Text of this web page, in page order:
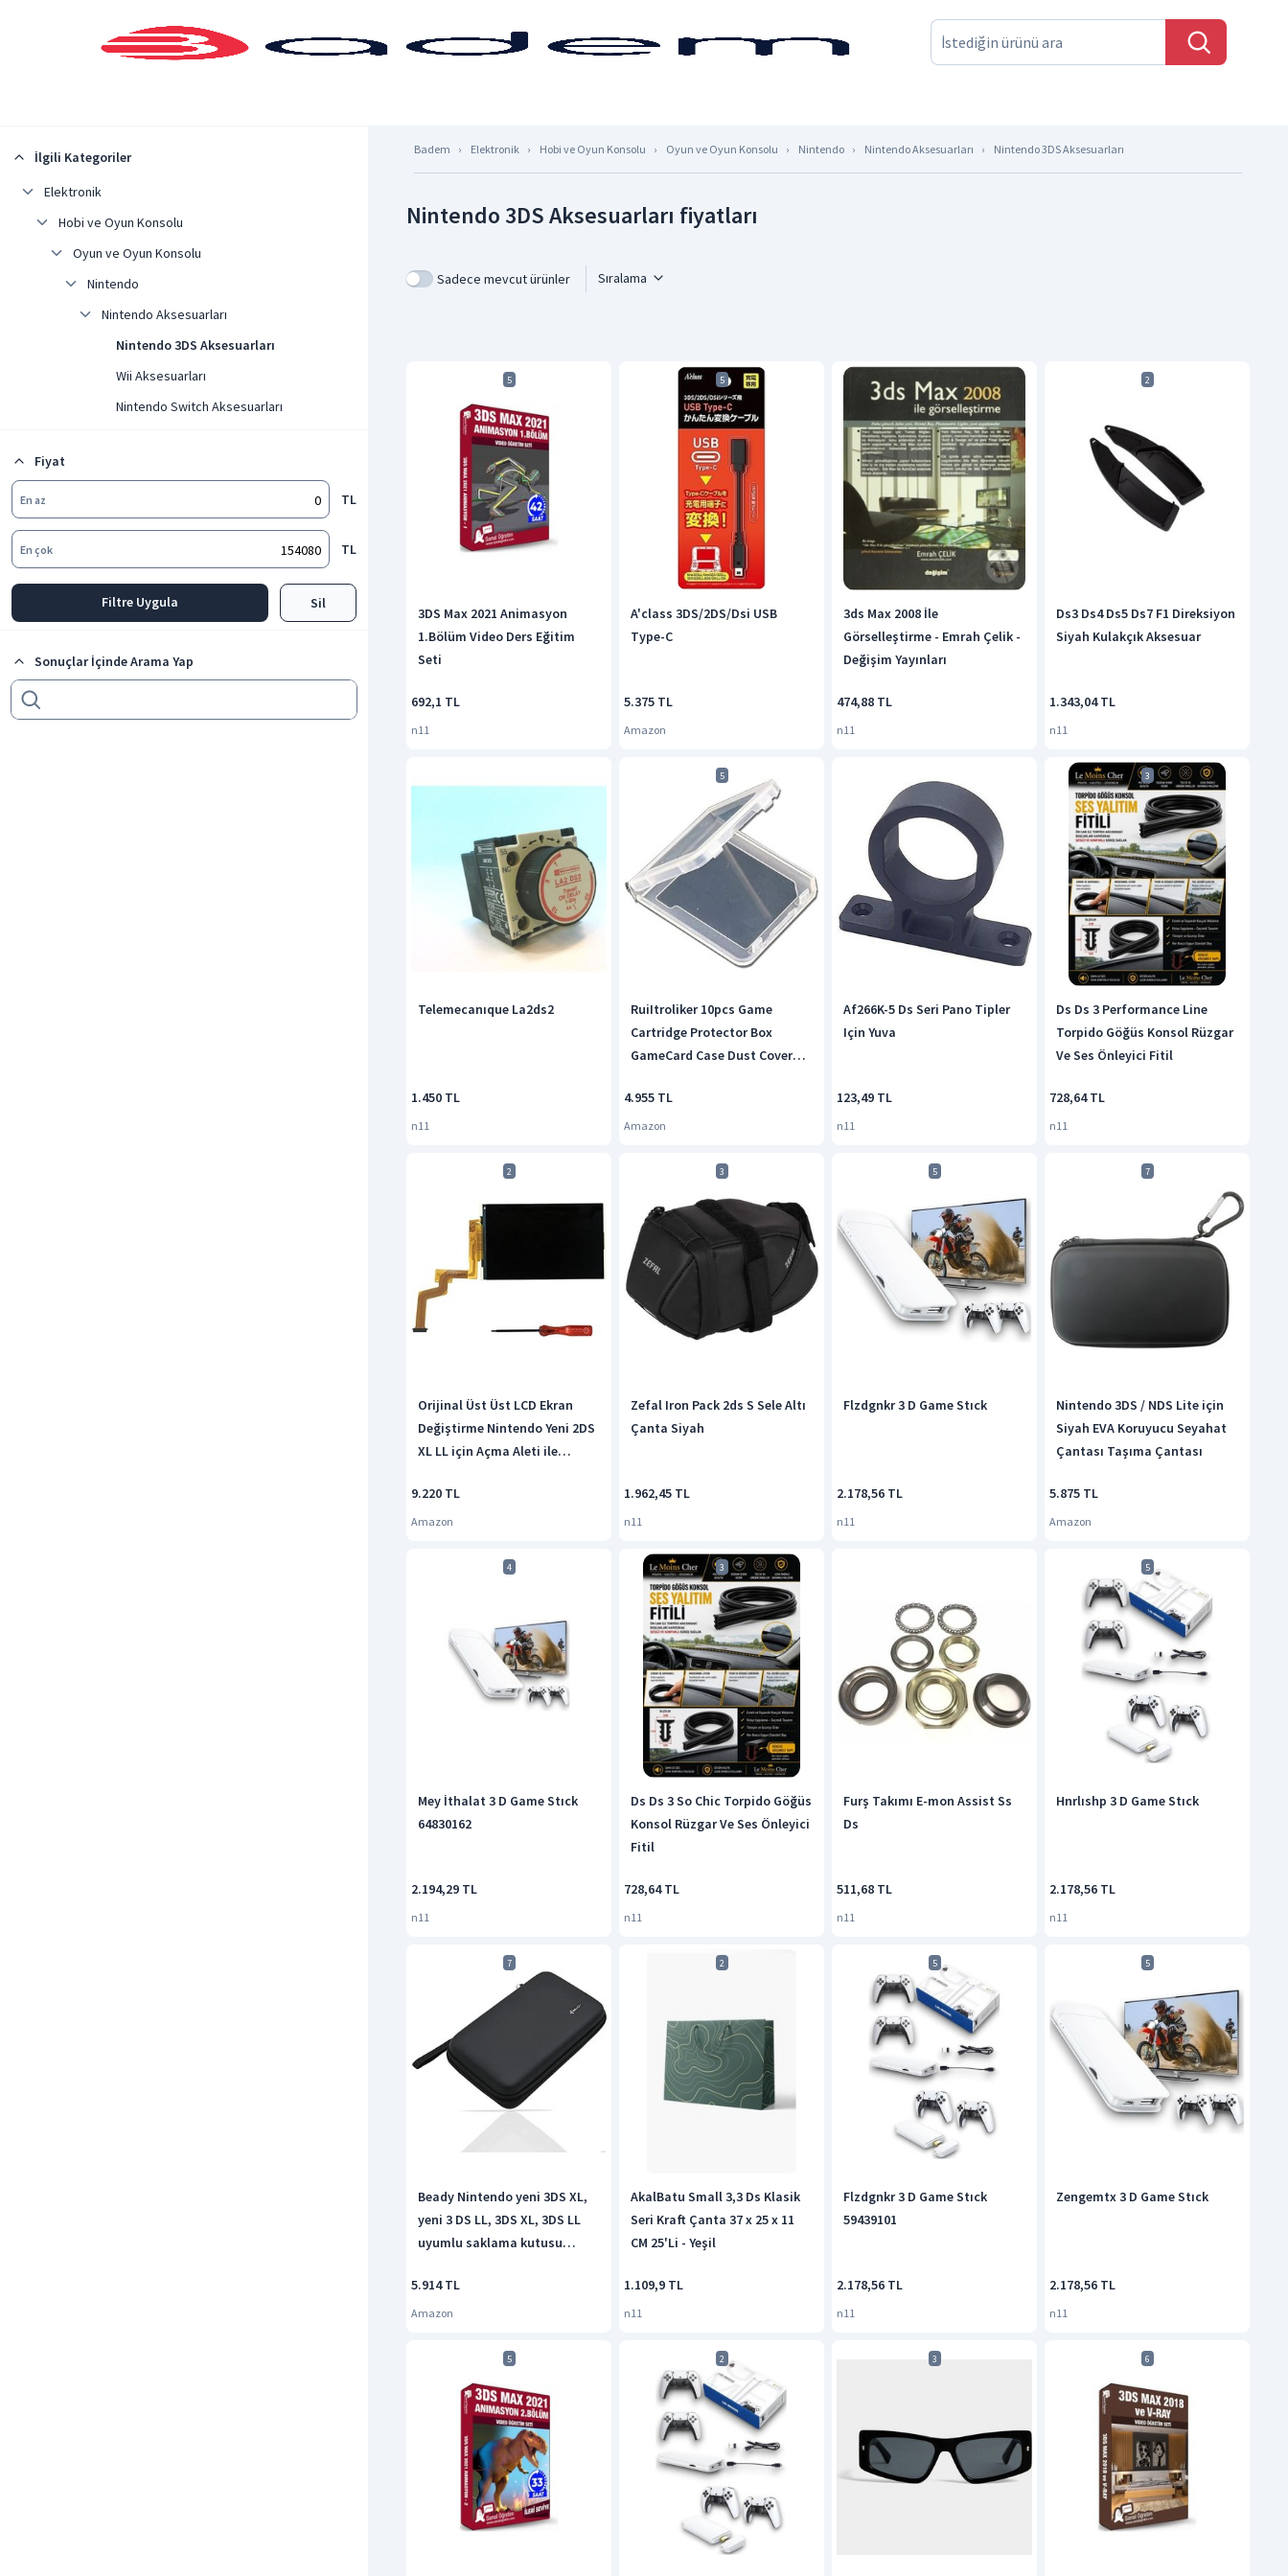
İlgili Kategoriler
Elektronik
Hobi ve Oyun Konsolu
Oyun ve Oyun Konsolu
Nintendo
Nintendo Aksesuarları
Nintendo 3DS Aksesuarları
Wii Aksesuarları
Nintendo Switch Aksesuarları
Fiyat
En az TL
En çok TL
Filtre Uygula Sil
Sonuçlar İçinde Arama Yap
Badem Elektronik Hobi ve Oyun Konsolu Oyun ve Oyun Konsolu Nintendo Nintendo Aksesuarları Nintendo 3DS Aksesuarları
Nintendo 3DS Aksesuarları fiyatları
Sadece mevcut ürünler Sıralama
5
3DS Max 2021 Animasyon
1.Bölüm Video Ders Eğitim
Seti
692,1 TL
n11
5
A'class 3DS/2DS/Dsi USB
Type-C
5.375 TL
Amazon
3ds Max 2008 İle
Görselleştirme - Emrah Çelik -
Değişim Yayınları
474,88 TL
n11
2
Ds3 Ds4 Ds5 Ds7 F1 Direksiyon
Siyah Kulakçık Aksesuar
1.343,04 TL
n11
Telemecanıque La2ds2
1.450 TL
n11
5
RuiItroliker 10pcs Game
Cartridge Protector Box
GameCard Case Dust Cover
Single Gamecard
4.955 TL
Amazon
Af266K-5 Ds Seri Pano Tipler
Için Yuva
123,49 TL
n11
3
Ds Ds 3 Performance Line
Torpido Göğüs Konsol Rüzgar
Ve Ses Önleyici Fitil
728,64 TL
n11
2
Orijinal Üst Üst LCD Ekran
Değiştirme Nintendo Yeni 2DS
XL LL için Açma Aleti ile
9.220 TL
Amazon
3
Zefal Iron Pack 2ds S Sele Altı
Çanta Siyah
1.962,45 TL
n11
5
Flzdgnkr 3 D Game Stıck
2.178,56 TL
n11
7
Nintendo 3DS / NDS Lite için
Siyah EVA Koruyucu Seyahat
Çantası Taşıma Çantası
5.875 TL
Amazon
4
Mey İthalat 3 D Game Stıck
64830162
2.194,29 TL
n11
3
Ds Ds 3 So Chic Torpido Göğüs
Konsol Rüzgar Ve Ses Önleyici
Fitil
728,64 TL
n11
Furş Takımı E-mon Assist Ss
Ds
511,68 TL
n11
5
Hnrlıshp 3 D Game Stıck
2.178,56 TL
n11
7
Beady Nintendo yeni 3DS XL,
yeni 3 DS LL, 3DS XL, 3DS LL
uyumlu saklama kutusu
saklama kutusu RTT-3DS-
B0101-BLACK
5.914 TL
Amazon
2
AkalBatu Small 3,3 Ds Klasik
Seri Kraft Çanta 37 x 25 x 11
CM 25'Li - Yeşil
1.109,9 TL
n11
5
Flzdgnkr 3 D Game Stıck
59439101
2.178,56 TL
n11
5
Zengemtx 3 D Game Stıck
2.178,56 TL
n11
5 2 3 6